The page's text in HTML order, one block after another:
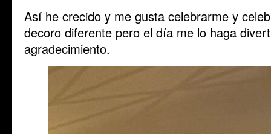
Así he crecido y me gusta celebrarme y
decoro diferente pero el día me lo haga
agradecimiento.